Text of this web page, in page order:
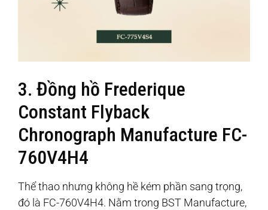
3. Đồng hồ Frederique
Constant Flyback
Chronograph Manufacture FC-
760V4H4
Thể thao nhưng không hề kém phần sang trọng,
đó là FC-760V4H4. Nằm trong BST Manufacture,